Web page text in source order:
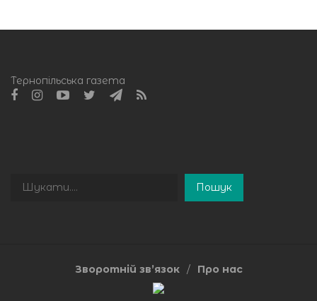
Тернопільська газета
Пошук
Пошук
Зворотній зв’язок Про нас